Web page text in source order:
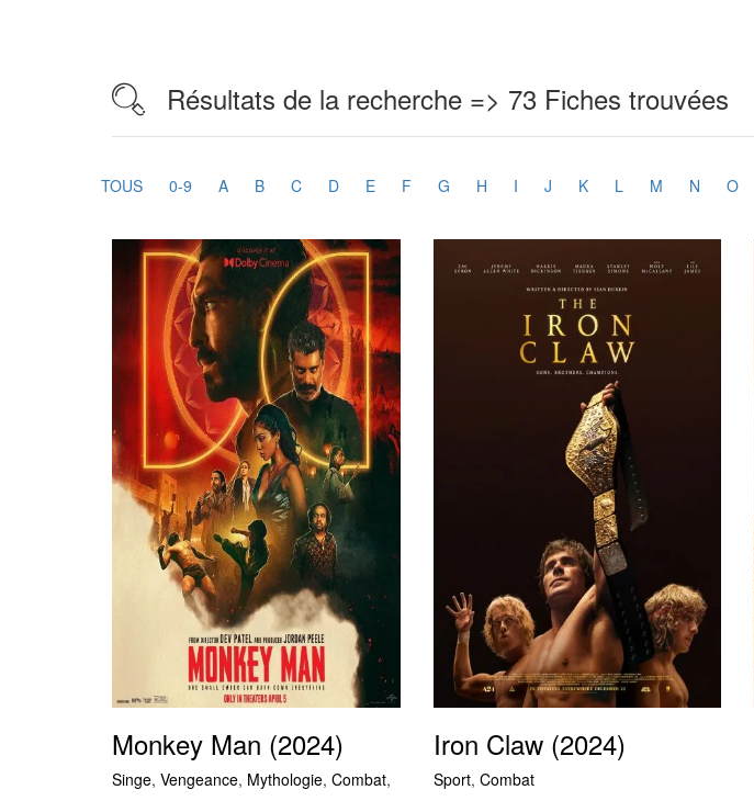
Résultats de la recherche => 73 Fiches trouvées
TOUS 0-9 A B C D E F G H I J K L M N O
Monkey Man (2024)
Singe, Vengeance, Mythologie, Combat,
Iron Claw (2024)
Sport, Combat